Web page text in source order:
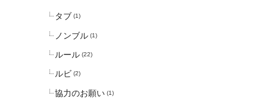
タブ (1)
ノンブル (1)
ルール (22)
ルビ (2)
協力のお願い (1)